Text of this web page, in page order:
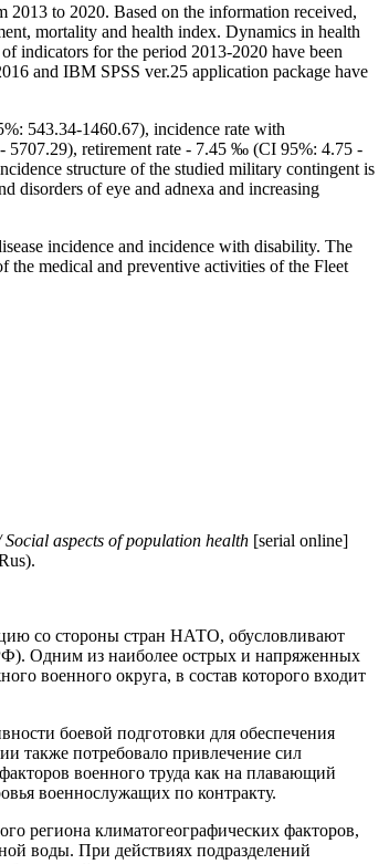
2013 to 2020. Based on the information received,
mortality and health index. Dynamics in health
indicators for the period 2013-2020 have been
and IBM SPSS ver.25 application package have
543.34-1460.67), incidence rate with
retirement rate - 7.45 ‰ (CI 95%: 4.75 -
structure of the studied military contingent is
disorders of eye and adnexa and increasing
incidence and incidence with disability. The
the medical and preventive activities of the Fleet
aspects of population health [serial online]
со стороны стран НАТО, обусловливают
Одним из наиболее острых и напряженных
военного округа, в состав которого входит
боевой подготовки для обеспечения
также потребовало привлечение сил
военного труда как на плавающий
военнослужащих по контракту.
региона климатогеографических факторов,
воды. При действиях подразделений